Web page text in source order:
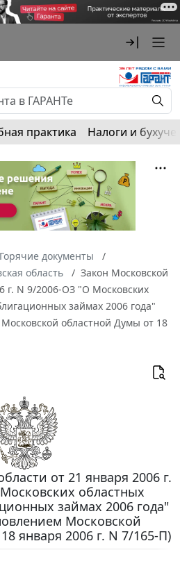
практика Налоги и
Горячие документы
область
Закон Московской
г. N 9/2006-ОЗ "О Московских
займах 2006 года"
областной Думы от 18
от 21 января 2006 г.
областных
займах 2006 года"
Московской
января 2006 г. N 7/165-П)